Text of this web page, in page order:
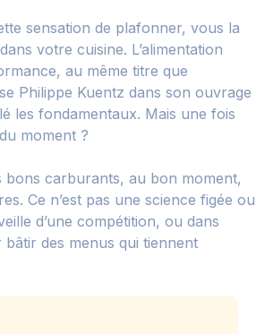
sensation de plafonner, vous la
votre cuisine. L’alimentation
au même titre que
Philippe Kuentz dans son ouvrage
les fondamentaux. Mais une fois
moment ?
bons carburants, au bon moment,
Ce n’est pas une science figée ou
d’une compétition, ou dans
des menus qui tiennent